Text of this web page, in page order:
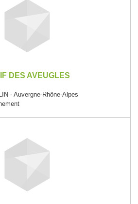
DES AVEUGLES
- Auvergne-Rhône-Alpes